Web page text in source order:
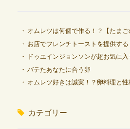
オムレツは何個で作る！？【たまご
お店でフレンチトーストを提供する
ドゥエインジョンソンが超お気に
バテたあなたに合う卵
オムレツ好きは誠実！？卵料理と
カテゴリー